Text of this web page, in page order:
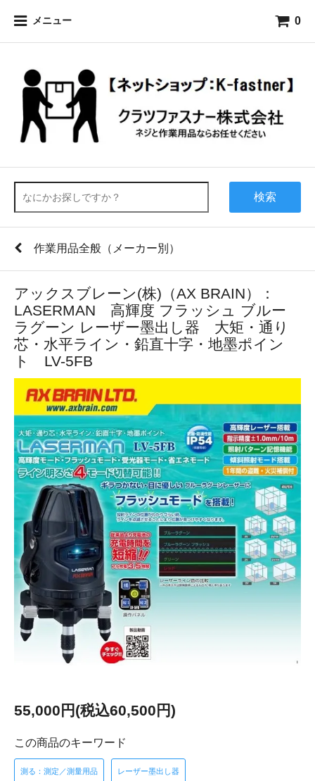
メニュー 0
検索
作業用品全般（メーカー別）
アックスブレーン(株)（AX BRAIN）：
LASERMAN 高輝度 フラッシュ ブルー
ラグーン レーザー墨出し器 大矩・通り
芯・水平ライン・鉛直十字・地墨ポイン
ト LV-5FB
55,000円(税込60,500円)
この商品のキーワード
測る：測定／測量用品 レーザー墨出し器